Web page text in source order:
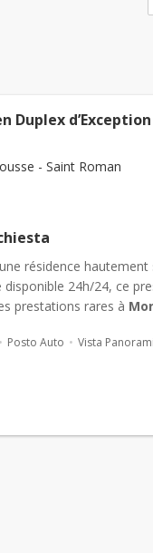
Duplex
- Saint Roman
résidence
disponible 24h/24, ce
prestations rares à
Posto Auto Vista